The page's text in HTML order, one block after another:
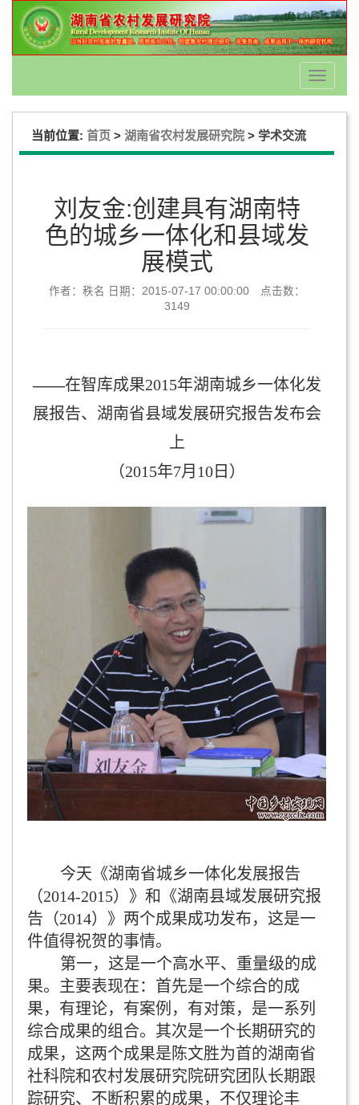
Toggle
当前位置: 首页 > 湖南省农村发展研究院 > 学术交流
刘友金:创建具有湖南特
色的城乡一体化和县域发
展模式
作者：秩名 日期：2015-07-17 00:00:00 点击数：
3149
——在智库成果2015年湖南城乡一体化发
展报告、湖南省县域发展研究报告发布会
上
（2015年7月 10日）
今天《湖南省城乡一体化发展报告
（2014-2015）》和《湖南县域发展研究报
告（2014）》两个成果成功发布，这是一
件值得祝贺的事情。
第一，这是一个高水平、重量级的成
果。主要表现在：首先是一个综合的成
果，有理论，有案例，有对策，是一系列
综合成果的组合。其次是一个长期研究的
成果，这两个成果是陈文胜为首的湖南省
社科院和农村发展研究院研究团队长期跟
踪研究、不断积累的成果，不仅理论丰